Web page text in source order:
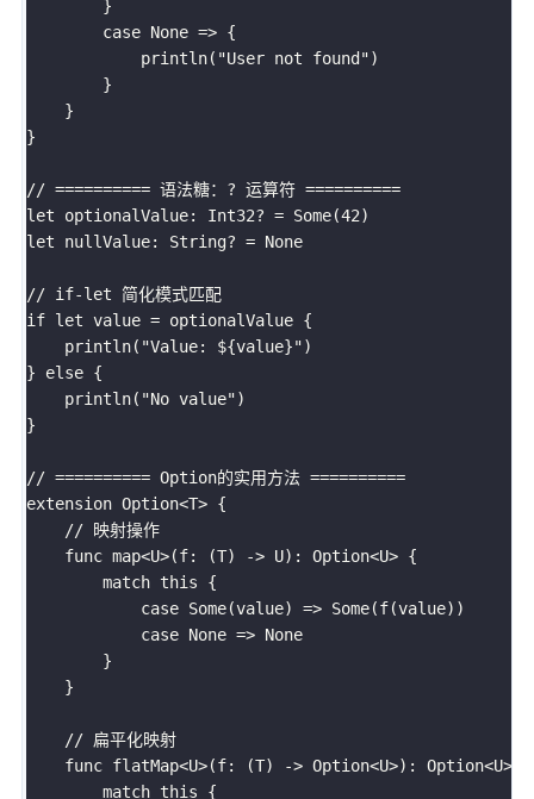
        }
        case None => {
            println("User not found")
        }
    }
}
// ========== 语法糖：? 运算符 ==========
let optionalValue: Int32? = Some(42)
let nullValue: String? = None
// if-let 简化模式匹配
if let value = optionalValue {
    println("Value: ${value}")
} else {
    println("No value")
}
// ========== Option的实用方法 ==========
extension Option<T> {
    // 映射操作
    func map<U>(f: (T) -> U): Option<U> {
        match this {
            case Some(value) => Some(f(value))
            case None => None
        }
    }
    // 扁平化映射
    func flatMap<U>(f: (T) -> Option<U>): Option<U> {
        match this {